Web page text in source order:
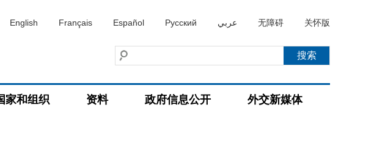
English Français Español Русский عربي 无障碍 关怀版
家和组织 资料 政府信息公开 外交新媒体